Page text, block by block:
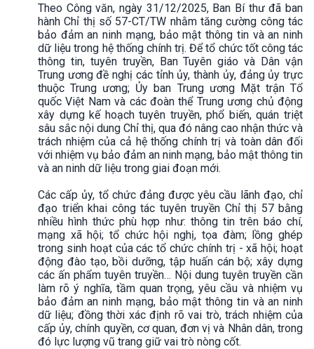
Theo Công văn, ngày 31/12/2025, Ban Bí thư đã ban
hành Chỉ thị số 57-CT/TW nhằm tăng cường công tác
bảo đảm an ninh mạng, bảo mật thông tin và an ninh
dữ liệu trong hệ thống chính trị. Để tổ chức tốt công tác
thông tin, tuyên truyền, Ban Tuyên giáo và Dân vận
Trung ương đề nghị các tỉnh ủy, thành ủy, đảng ủy trực
thuộc Trung ương; Ủy ban Trung ương Mặt trận Tổ
quốc Việt Nam và các đoàn thể Trung ương chủ động
xây dựng kế hoạch tuyên truyền, phổ biến, quán triệt
sâu sắc nội dung Chỉ thị, qua đó nâng cao nhận thức và
trách nhiệm của cả hệ thống chính trị và toàn dân đối
với nhiệm vụ bảo đảm an ninh mạng, bảo mật thông tin
và an ninh dữ liệu trong giai đoạn mới.
Các cấp ủy, tổ chức đảng được yêu cầu lãnh đạo, chỉ
đạo triển khai công tác tuyên truyền Chỉ thị 57 bằng
nhiều hình thức phù hợp như: thông tin trên báo chí,
mạng xã hội; tổ chức hội nghị, tọa đàm; lồng ghép
trong sinh hoạt của các tổ chức chính trị - xã hội; hoạt
động đào tạo, bồi dưỡng, tập huấn cán bộ; xây dựng
các ấn phẩm tuyên truyền… Nội dung tuyên truyền cần
làm rõ ý nghĩa, tầm quan trọng, yêu cầu và nhiệm vụ
bảo đảm an ninh mạng, bảo mật thông tin và an ninh
dữ liệu; đồng thời xác định rõ vai trò, trách nhiệm của
cấp ủy, chính quyền, cơ quan, đơn vị và Nhân dân, trong
đó lực lượng vũ trang giữ vai trò nòng cốt.